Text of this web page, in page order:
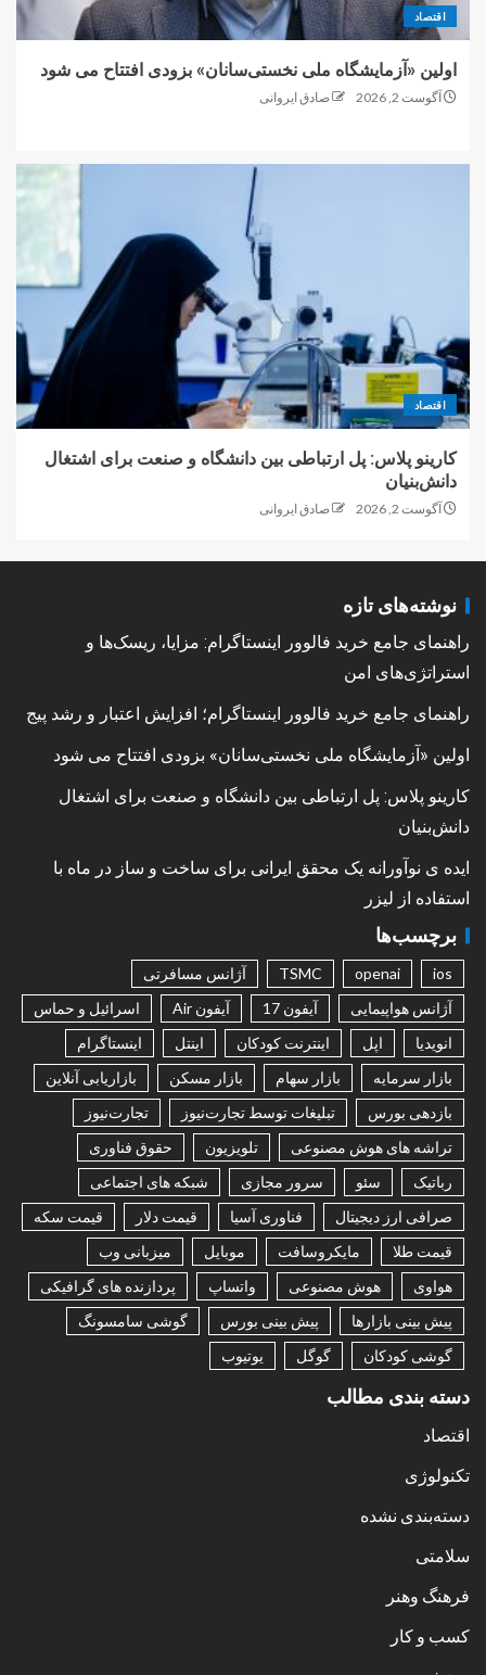
اقتصاد
اولین «آزمایشگاه ملی نخستی‌سانان» بزودی افتتاح می شود
آگوست 2, 2026 صادق ایروانی
اقتصاد
کارینو پلاس: پل ارتباطی بین دانشگاه و صنعت برای اشتغال
دانش‌بنیان
آگوست 2, 2026 صادق ایروانی
نوشته‌های تازه
راهنمای جامع خرید فالوور اینستاگرام: مزایا، ریسک‌ها و
استراتژی‌های امن
راهنمای جامع خرید فالوور اینستاگرام؛ افزایش اعتبار و رشد پیج
اولین «آزمایشگاه ملی نخستی‌سانان» بزودی افتتاح می شود
کارینو پلاس: پل ارتباطی بین دانشگاه و صنعت برای اشتغال
دانش‌بنیان
ایده ی نوآورانه یک محقق ایرانی برای ساخت و ساز در ماه با
استفاده از لیزر
برچسب‌ها
ios
openai
TSMC
آژانس مسافرتی
آژانس هواپیمایی
آیفون 17 آیفون Air
اسرائیل و حماس
انویدیا
اپل اینترنت کودکان اینتل
اینستاگرام
بازار سرمایه
بازار سهام بازار مسکن
بازاریابی آنلاین
بازدهی بورس
تبلیغات توسط تجارت‌نیوز
تجارت‌نیوز
تراشه های هوش مصنوعی
تلویزیون
حقوق فناوری
رباتیک
سئو سرور مجازی
شبکه های اجتماعی
صرافی ارز دیجیتال
فناوری آسیا قیمت دلار
قیمت سکه
قیمت طلا
مایکروسافت موبایل
میزبانی وب
هواوی
هوش مصنوعی واتساپ
پردازنده های گرافیکی
پیش بینی بازارها
پیش بینی بورس
گوشی سامسونگ
گوشی کودکان
گوگل یوتیوب
دسته بندی مطالب
اقتصاد
تکنولوژی
دسته‌بندی نشده
سلامتی
فرهنگ وهنر
کسب و کار